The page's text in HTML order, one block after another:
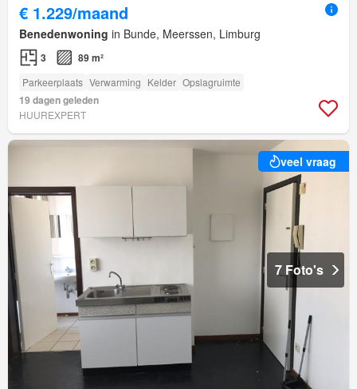
€ 1.229/maand
Benedenwoning in Bunde, Meerssen, Limburg
3 89 m²
Parkeerplaats Verwarming Kelder Opslagruimte
19 dagen geleden
HUUREXPERT
veel vraag
7 Foto's